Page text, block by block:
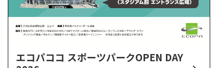
エコパココ スポーツパークOPEN DAY